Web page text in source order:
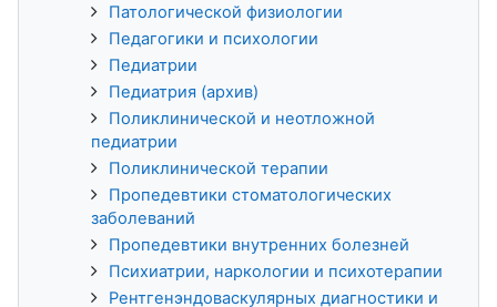
Патологической физиологии
Педагогики и психологии
Педиатрии
Педиатрия (архив)
Поликлинической и неотложной
педиатрии
Поликлинической терапии
Пропедевтики стоматологических
заболеваний
Пропедевтики внутренних болезней
Психиатрии, наркологии и психотерапии
Рентгенэндоваскулярных диагностики и